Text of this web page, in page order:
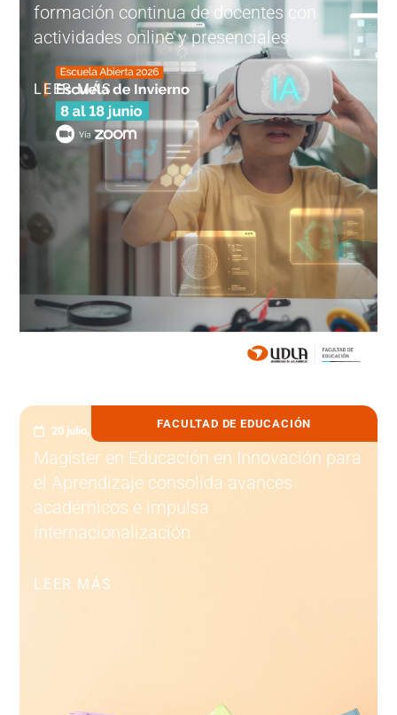
formación continua de docentes con
actividades online y presenciales
LEER MÁS
FACULTAD DE EDUCACIÓN
20 julio, 2026
Magíster en Educación en Innovación para
el Aprendizaje consolida avances
académicos e impulsa
internacionalización
LEER MÁS